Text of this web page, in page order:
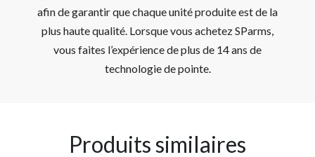
afin de garantir que chaque unité produite est de la
plus haute qualité. Lorsque vous achetez SParms,
vous faites l’expérience de plus de 14 ans de
technologie de pointe.
Produits similaires